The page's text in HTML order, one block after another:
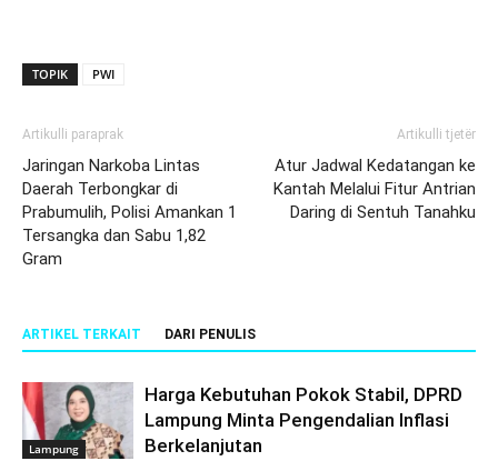
TOPIK PWI
Artikulli paraprak
Jaringan Narkoba Lintas
Daerah Terbongkar di
Prabumulih, Polisi Amankan 1
Tersangka dan Sabu 1,82
Gram
Artikulli tjetër
Atur Jadwal Kedatangan ke
Kantah Melalui Fitur Antrian
Daring di Sentuh Tanahku
ARTIKEL TERKAIT DARI PENULIS
Lampung
Harga Kebutuhan Pokok Stabil, DPRD
Lampung Minta Pengendalian Inflasi
Berkelanjutan